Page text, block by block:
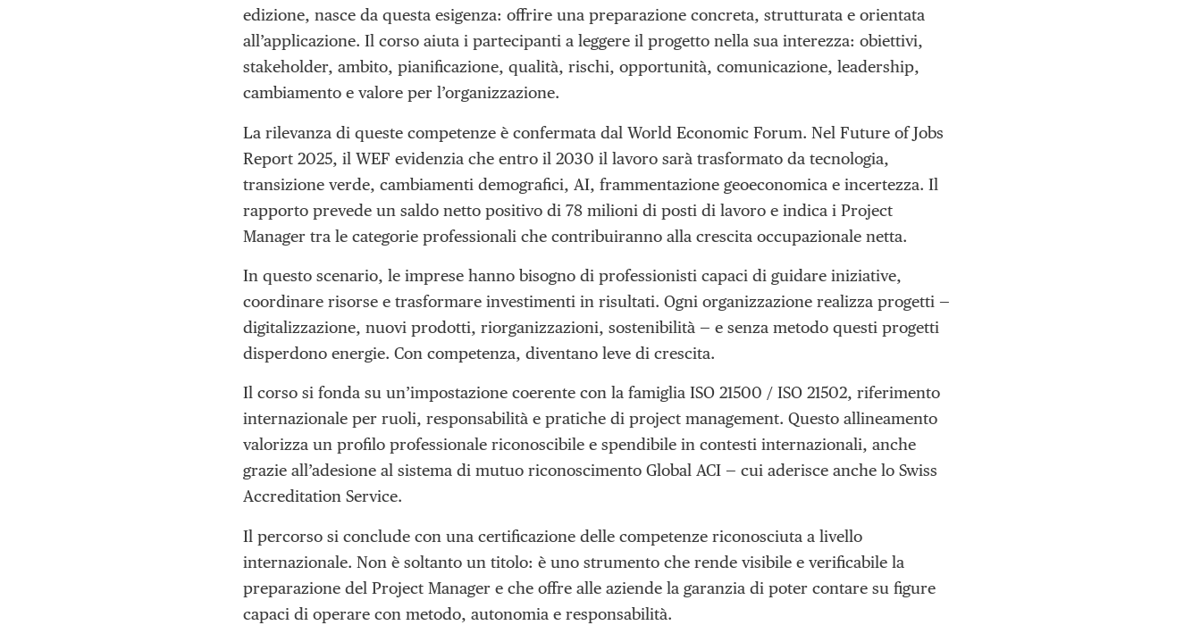
edizione, nasce da questa esigenza: offrire una preparazione concreta, strutturata e orientata
all’applicazione. Il corso aiuta i partecipanti a leggere il progetto nella sua interezza: obiettivi,
stakeholder, ambito, pianificazione, qualità, rischi, opportunità, comunicazione, leadership,
cambiamento e valore per l’organizzazione.
La rilevanza di queste competenze è confermata dal World Economic Forum. Nel Future of Jobs
Report 2025, il WEF evidenzia che entro il 2030 il lavoro sarà trasformato da tecnologia,
transizione verde, cambiamenti demografici, AI, frammentazione geoeconomica e incertezza. Il
rapporto prevede un saldo netto positivo di 78 milioni di posti di lavoro e indica i Project
Manager tra le categorie professionali che contribuiranno alla crescita occupazionale netta.
In questo scenario, le imprese hanno bisogno di professionisti capaci di guidare iniziative,
coordinare risorse e trasformare investimenti in risultati. Ogni organizzazione realizza progetti —
digitalizzazione, nuovi prodotti, riorganizzazioni, sostenibilità — e senza metodo questi progetti
disperdono energie. Con competenza, diventano leve di crescita.
Il corso si fonda su un’impostazione coerente con la famiglia ISO 21500 / ISO 21502, riferimento
internazionale per ruoli, responsabilità e pratiche di project management. Questo allineamento
valorizza un profilo professionale riconoscibile e spendibile in contesti internazionali, anche
grazie all’adesione al sistema di mutuo riconoscimento Global ACI — cui aderisce anche lo Swiss
Accreditation Service.
Il percorso si conclude con una certificazione delle competenze riconosciuta a livello
internazionale. Non è soltanto un titolo: è uno strumento che rende visibile e verificabile la
preparazione del Project Manager e che offre alle aziende la garanzia di poter contare su figure
capaci di operare con metodo, autonomia e responsabilità.